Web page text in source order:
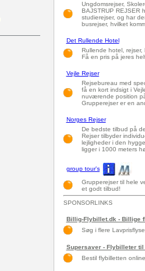
Ungdomsrejser,
BAJSTRUP REJSER
studierejser, og har
busrejser, hvilket
Det Rullende Hotel
Rullende hotel,
Få en pris på jeres
Vejle Rejser
Rejsebureau med
få en kort indsigt i
nuværende position
Grupperejser er en
Norges Rejser
De bedste tilbud på
Rejser tilbyder
lejligheder i den
ligger i 1000 meters
group tour's
Grupperejser til hele
et godt tilbud!
SPONSORLINKS
Billig-Flybillet.dk - Billige
Søg i flere
Supersaver - Flybilleter
Bestil flybilletten